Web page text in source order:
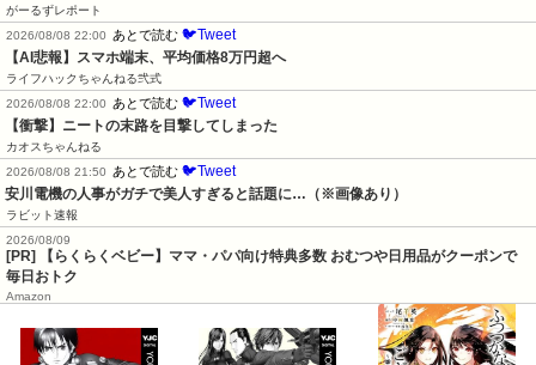
がーるずレポート
2026/08/08 22:00
あとで読む 🐦Tweet
【AI悲報】スマホ端末、平均価格8万円超へ
ライフハックちゃんねる弐式
2026/08/08 22:00
あとで読む 🐦Tweet
【衝撃】ニートの末路を目撃してしまった
カオスちゃんねる
2026/08/08 21:50
あとで読む 🐦Tweet
安川電機の人事がガチで美人すぎると話題に…（※画像あり）
ラビット速報
2026/08/09
[PR] 【らくらくベビー】ママ・パパ向け特典多数 おむつや日用品がクーポンで
毎日おトク
Amazon